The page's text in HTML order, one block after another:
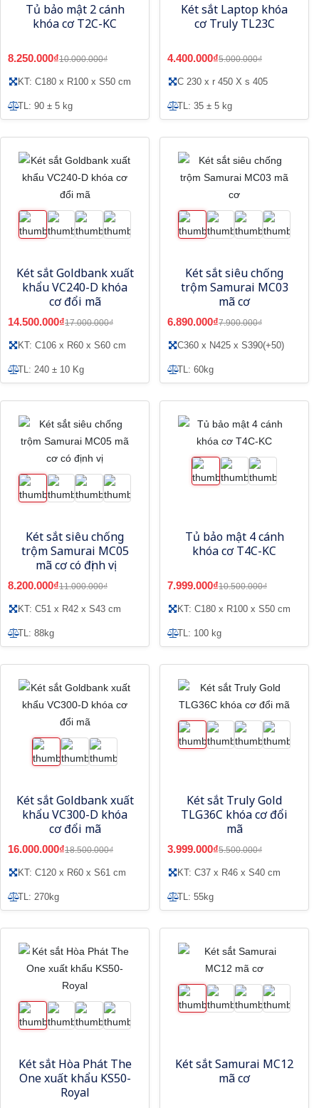
Tủ bảo mật 2 cánh
khóa cơ T2C-KC
8.250.000₫10.000.000₫
KT: C180 x R100 x S50 cm
TL: 90 ± 5 kg
Két sắt Laptop khóa
cơ Truly TL23C
4.400.000₫5.000.000₫
C 230 x r 450 X s 405
TL: 35 ± 5 kg
Két sắt Goldbank xuất
khẩu VC240-D khóa
cơ đổi mã
14.500.000₫17.000.000₫
KT: C106 x R60 x S60 cm
TL: 240 ± 10 Kg
Két sắt siêu chống
trộm Samurai MC03
mã cơ
6.890.000₫7.900.000₫
C360 x N425 x S390(+50)
TL: 60kg
Két sắt siêu chống
trộm Samurai MC05
mã cơ có định vị
8.200.000₫11.000.000₫
KT: C51 x R42 x S43 cm
TL: 88kg
Tủ bảo mật 4 cánh
khóa cơ T4C-KC
7.999.000₫10.500.000₫
KT: C180 x R100 x S50 cm
TL: 100 kg
Két sắt Goldbank xuất
khẩu VC300-D khóa
cơ đổi mã
16.000.000₫18.500.000₫
KT: C120 x R60 x S61 cm
TL: 270kg
Két sắt Truly Gold
TLG36C khóa cơ đổi
mã
3.999.000₫5.500.000₫
KT: C37 x R46 x S40 cm
TL: 55kg
Két sắt Hòa Phát The
One xuất khẩu KS50-
Royal
Két sắt Samurai MC12
mã cơ